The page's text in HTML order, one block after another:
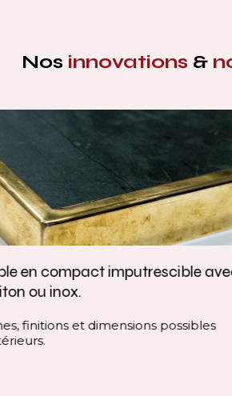
Nos innovations &
Vasque intégrée monobloc —
continuité parfaite
Cette vasque intégrée monobloc
continuité du plan, sans rupture
ligne pure, homogène et